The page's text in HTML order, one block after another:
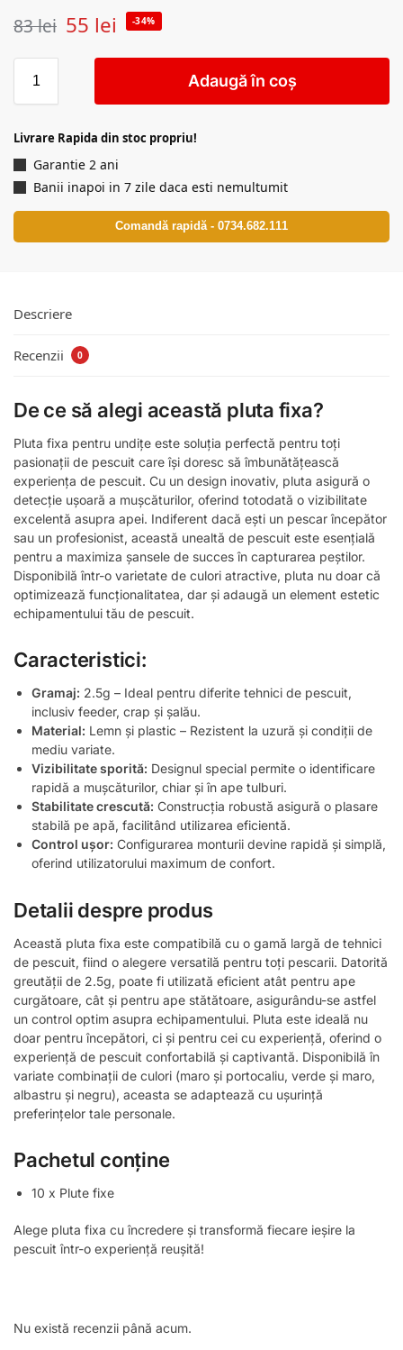
83lei 55 lei -34%
Adaugă în coș
Livrare Rapida din stoc propriu!
Garantie 2 ani
Banii inapoi in 7 zile daca esti nemultumit
Comandă rapidă - 0734.682.111
Descriere
Recenzii 0
De ce să alegi această pluta fixa?
Pluta fixa pentru undițe este soluția perfectă pentru toți
pasionații de pescuit care își doresc să îmbunătățească
experiența de pescuit. Cu un design inovativ, pluta asigură o
detecție ușoară a mușcăturilor, oferind totodată o vizibilitate
excelentă asupra apei. Indiferent dacă ești un pescar începător
sau un profesionist, această unealtă de pescuit este esențială
pentru a maximiza șansele de succes în capturarea peștilor.
Disponibilă într-o varietate de culori atractive, pluta nu doar că
optimizează funcționalitatea, dar și adaugă un element estetic
echipamentului tău de pescuit.
Caracteristici:
Gramaj: 2.5g – Ideal pentru diferite tehnici de pescuit,
inclusiv feeder, crap și șalău.
Material: Lemn și plastic – Rezistent la uzură și condiții de
mediu variate.
Vizibilitate sporită: Designul special permite o identificare
rapidă a mușcăturilor, chiar și în ape tulburi.
Stabilitate crescută: Construcția robustă asigură o plasare
stabilă pe apă, facilitând utilizarea eficientă.
Control ușor: Configurarea monturii devine rapidă și simplă,
oferind utilizatorului maximum de confort.
Detalii despre produs
Această pluta fixa este compatibilă cu o gamă largă de tehnici
de pescuit, fiind o alegere versatilă pentru toți pescarii. Datorită
greutății de 2.5g, poate fi utilizată eficient atât pentru ape
curgătoare, cât și pentru ape stătătoare, asigurându-se astfel
un control optim asupra echipamentului. Pluta este ideală nu
doar pentru începători, ci și pentru cei cu experiență, oferind o
experiență de pescuit confortabilă și captivantă. Disponibilă în
variate combinații de culori (maro și portocaliu, verde și maro,
albastru și negru), aceasta se adaptează cu ușurință
preferințelor tale personale.
Pachetul conține
10 x Plute fixe
Alege pluta fixa cu încredere și transformă fiecare ieșire la
pescuit într-o experiență reușită!
Nu există recenzii până acum.